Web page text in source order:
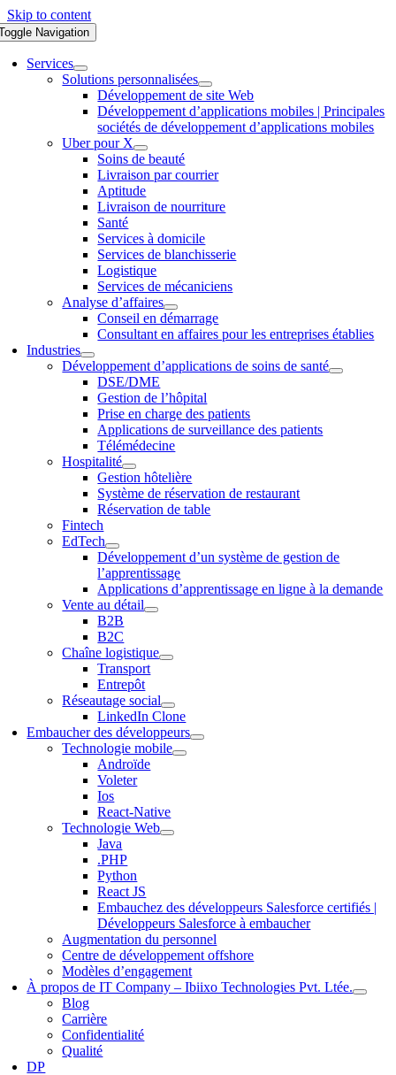
Skip to content
Navigation
Services
Solutions personnalisées
Développement de site Web
Développement d’applications mobiles | Principales
sociétés de développement d’applications mobiles
Uber pour X
Soins de beauté
Livraison par courrier
Aptitude
Livraison de nourriture
Santé
Services à domicile
Services de blanchisserie
Logistique
Services de mécaniciens
Analyse d’affaires
Conseil en démarrage
Consultant en affaires pour les entreprises établies
Industries
Développement d’applications de soins de santé
DSE/DME
Gestion de l’hôpital
Prise en charge des patients
Applications de surveillance des patients
Télémédecine
Hospitalité
Gestion hôtelière
Système de réservation de restaurant
Réservation de table
Fintech
EdTech
Développement d’un système de gestion de
l’apprentissage
Applications d’apprentissage en ligne à la demande
Vente au détail
B2B
B2C
Chaîne logistique
Transport
Entrepôt
Réseautage social
LinkedIn Clone
Embaucher des développeurs
Technologie mobile
Androïde
Voleter
Ios
React-Native
Technologie Web
Java
.PHP
Python
React JS
Embauchez des développeurs Salesforce certifiés |
Développeurs Salesforce à embaucher
Augmentation du personnel
Centre de développement offshore
Modèles d’engagement
À propos de IT Company – Ibiixo Technologies Pvt. Ltée.
Blog
Carrière
Confidentialité
Qualité
DP